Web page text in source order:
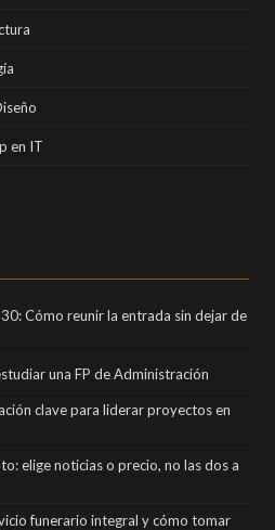
en IT
Cómo reunir la entrada sin dejar de
una FP de Administración
clave para liderar proyectos en
elige noticias o precio, no las dos a
funerario integral y cómo tomar